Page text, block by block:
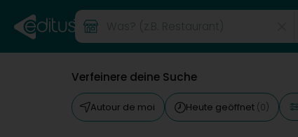
Verfeinere deine Suche
Autour de moi Heute geöffnet (0)